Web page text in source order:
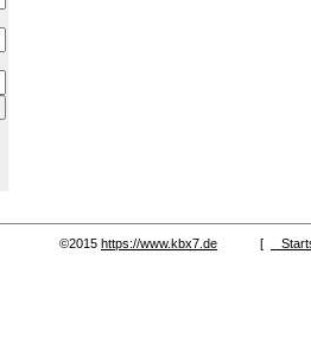
©2015 https://www.kbx7.de [